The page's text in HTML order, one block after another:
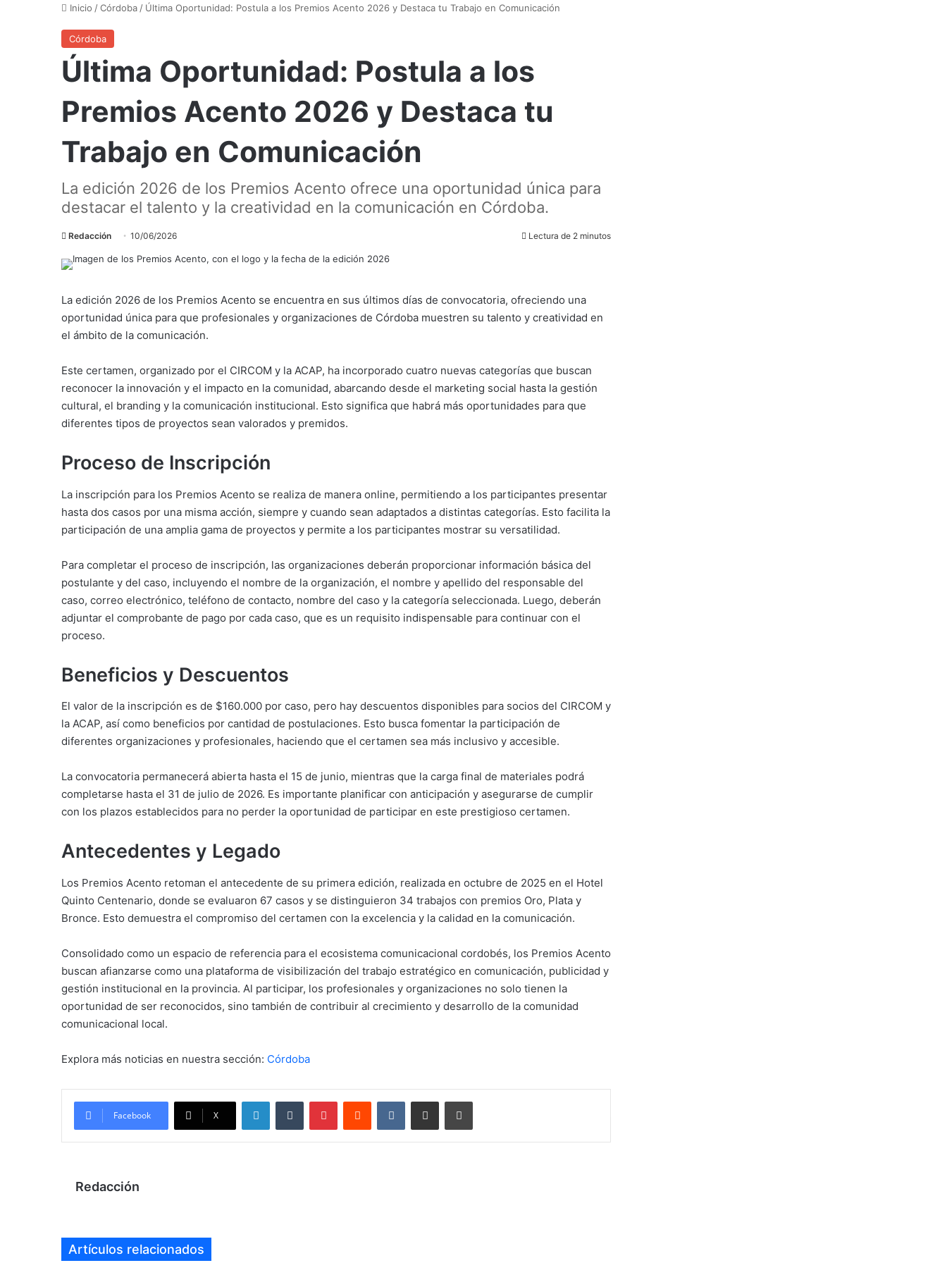
Inicio /Córdoba / Última Oportunidad: Postula a los Premios Acento 2026 y Destaca tu Trabajo en Comunicación
Córdoba
Última Oportunidad: Postula a los
Premios Acento 2026 y Destaca tu
Trabajo en Comunicación
La edición 2026 de los Premios Acento ofrece una oportunidad única para
destacar el talento y la creatividad en la comunicación en Córdoba.
Redacción 10/06/2026 Lectura de 2 minutos
La edición 2026 de los Premios Acento se encuentra en sus últimos días de convocatoria, ofreciendo una
oportunidad única para que profesionales y organizaciones de Córdoba muestren su talento y creatividad en
el ámbito de la comunicación.
Este certamen, organizado por el CIRCOM y la ACAP, ha incorporado cuatro nuevas categorías que buscan
reconocer la innovación y el impacto en la comunidad, abarcando desde el marketing social hasta la gestión
cultural, el branding y la comunicación institucional. Esto significa que habrá más oportunidades para que
diferentes tipos de proyectos sean valorados y premidos.
Proceso de Inscripción
La inscripción para los Premios Acento se realiza de manera online, permitiendo a los participantes presentar
hasta dos casos por una misma acción, siempre y cuando sean adaptados a distintas categorías. Esto facilita la
participación de una amplia gama de proyectos y permite a los participantes mostrar su versatilidad.
Para completar el proceso de inscripción, las organizaciones deberán proporcionar información básica del
postulante y del caso, incluyendo el nombre de la organización, el nombre y apellido del responsable del
caso, correo electrónico, teléfono de contacto, nombre del caso y la categoría seleccionada. Luego, deberán
adjuntar el comprobante de pago por cada caso, que es un requisito indispensable para continuar con el
proceso.
Beneficios y Descuentos
El valor de la inscripción es de $160.000 por caso, pero hay descuentos disponibles para socios del CIRCOM y
la ACAP, así como beneficios por cantidad de postulaciones. Esto busca fomentar la participación de
diferentes organizaciones y profesionales, haciendo que el certamen sea más inclusivo y accesible.
La convocatoria permanecerá abierta hasta el 15 de junio, mientras que la carga final de materiales podrá
completarse hasta el 31 de julio de 2026. Es importante planificar con anticipación y asegurarse de cumplir
con los plazos establecidos para no perder la oportunidad de participar en este prestigioso certamen.
Antecedentes y Legado
Los Premios Acento retoman el antecedente de su primera edición, realizada en octubre de 2025 en el Hotel
Quinto Centenario, donde se evaluaron 67 casos y se distinguieron 34 trabajos con premios Oro, Plata y
Bronce. Esto demuestra el compromiso del certamen con la excelencia y la calidad en la comunicación.
Consolidado como un espacio de referencia para el ecosistema comunicacional cordobés, los Premios Acento
buscan afianzarse como una plataforma de visibilización del trabajo estratégico en comunicación, publicidad y
gestión institucional en la provincia. Al participar, los profesionales y organizaciones no solo tienen la
oportunidad de ser reconocidos, sino también de contribuir al crecimiento y desarrollo de la comunidad
comunicacional local.
Explora más noticias en nuestra sección: Córdoba
Facebook X
LinkedInTumblr PinterestReddit VKontakte
Compartir por mail Imprimir
Redacción
Artículos relacionados